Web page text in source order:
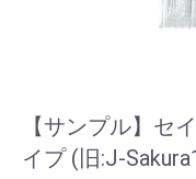
【サンプル】セ
イプ (旧:J-